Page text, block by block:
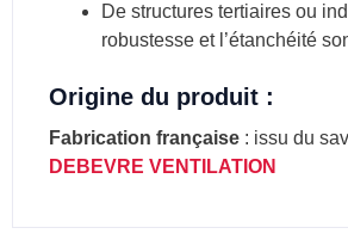
De structures tertiaires ou
robustesse et l’étanchéité
Origine du produit :
Fabrication française : issu du
DEBEVRE VENTILATION